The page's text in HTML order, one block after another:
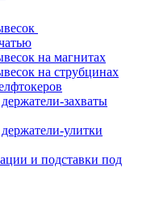
на магнитах
на струбцинах
захваты
улитки
и подставки под